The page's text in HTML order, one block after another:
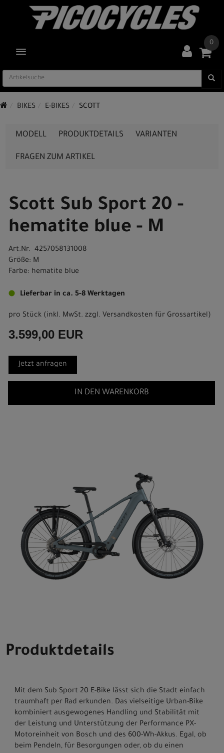
TOGGLE NAVIGATION
0
BIKES E-BIKES SCOTT
MODELL PRODUKTDETAILS VARIANTEN
FRAGEN ZUM ARTIKEL
Scott Sub Sport 20 -
hematite blue - M
Art.Nr. 4257058131008
Größe: M
Farbe: hematite blue
Lieferbar in ca. 5-8 Werktagen
pro Stück (inkl. MwSt. zzgl. Versandkosten für Grossartikel)
3.599,00 EUR
Jetzt anfragen
IN DEN WARENKORB
Produktdetails
Mit dem Sub Sport 20 E-Bike lässt sich die Stadt einfach
traumhaft per Rad erkunden. Das vielseitige Urban-Bike
kombiniert ausgewogenes Handling und Stabilität mit
der Leistung und Unterstützung der Performance PX-
Motoreinheit von Bosch und des 600-Wh-Akkus. Egal, ob
beim Pendeln, für Besorgungen oder, ob du einen